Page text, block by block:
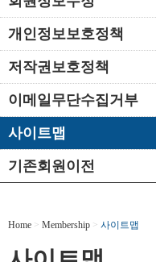
개인정보보호정책
저작권보호정책
이메일무단수집거부
사이트맵
기존회원이전
Home > Membership > 사이트맵